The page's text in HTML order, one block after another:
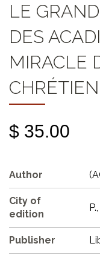
LE
DES
MIRACLE
$ 35.00
Author
City of
edition
P.,
Publisher